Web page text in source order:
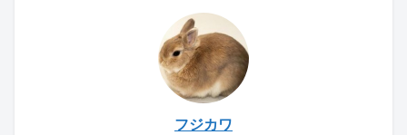
フジカワ